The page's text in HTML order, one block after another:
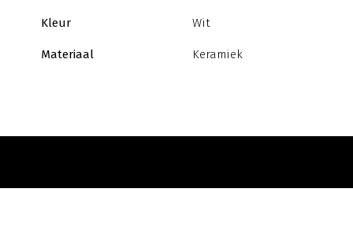
Kleur Wit
Materiaal Keramiek